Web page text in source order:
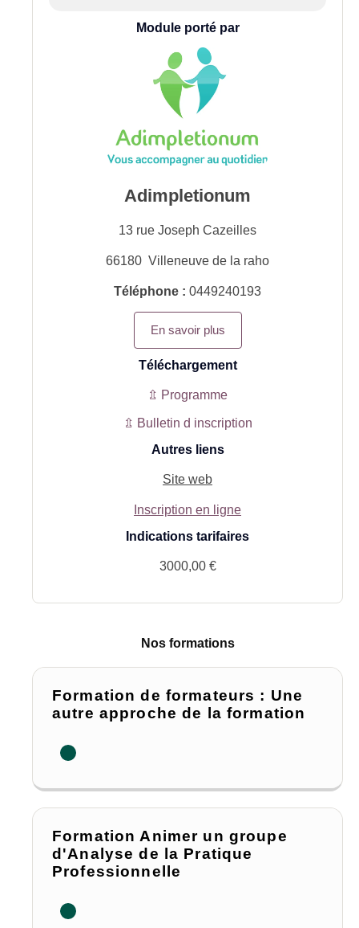
Module porté par
Adimpletionum
13 rue Joseph Cazeilles
66180 Villeneuve de la raho
Téléphone : 0449240193
En savoir plus
Téléchargement
⇫ Programme
⇫ Bulletin d inscription
Autres liens
Site web
Inscription en ligne
Indications tarifaires
3000,00 €
Nos formations
Formation de formateurs : Une
autre approche de la formation
Formation Animer un groupe
d'Analyse de la Pratique
Professionnelle